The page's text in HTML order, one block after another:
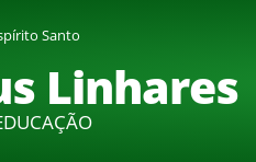
Santo
Linhares